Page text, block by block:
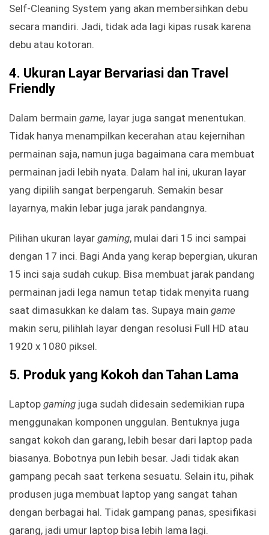
Self-Cleaning System yang akan membersihkan debu
secara mandiri. Jadi, tidak ada lagi kipas rusak karena
debu atau kotoran.
4. Ukuran Layar Bervariasi dan Travel
Friendly
Dalam bermain game, layar juga sangat menentukan.
Tidak hanya menampilkan kecerahan atau kejernihan
permainan saja, namun juga bagaimana cara membuat
permainan jadi lebih nyata. Dalam hal ini, ukuran layar
yang dipilih sangat berpengaruh. Semakin besar
layarnya, makin lebar juga jarak pandangnya.
Pilihan ukuran layar gaming, mulai dari 15 inci sampai
dengan 17 inci. Bagi Anda yang kerap bepergian, ukuran
15 inci saja sudah cukup. Bisa membuat jarak pandang
permainan jadi lega namun tetap tidak menyita ruang
saat dimasukkan ke dalam tas. Supaya main game
makin seru, pilihlah layar dengan resolusi Full HD atau
1920 x 1080 piksel.
5. Produk yang Kokoh dan Tahan Lama
Laptop gaming juga sudah didesain sedemikian rupa
menggunakan komponen unggulan. Bentuknya juga
sangat kokoh dan garang, lebih besar dari laptop pada
biasanya. Bobotnya pun lebih besar. Jadi tidak akan
gampang pecah saat terkena sesuatu. Selain itu, pihak
produsen juga membuat laptop yang sangat tahan
dengan berbagai hal. Tidak gampang panas, spesifikasi
garang, jadi umur laptop bisa lebih lama lagi.